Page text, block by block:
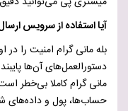
آیا استفاده از سرویس
بله مانی گرام امنیت را در
دستورالعمل‌های آن‌ها
مانی گرام کاملا بی‌خطر
حساب‌ها، پول و داده‌های